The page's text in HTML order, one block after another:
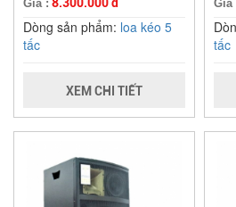
Giá : 8.300.000 đ
Dòng sản phẩm: loa kéo 5
tấc
XEM CHI TIẾT
Giá
tấc